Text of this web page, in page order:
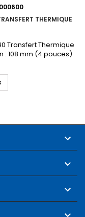
THERMIQUE
Transfert Thermique
: 108 mm (4 pouces)
(avant remise) : 3427€


